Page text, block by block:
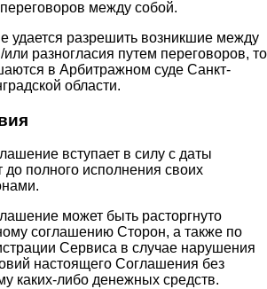
между собой.
удается разрешить возникшие между
разногласия путем переговоров, то
в Арбитражном суде Санкт-
области.
вступает в силу с даты
до полного исполнения своих
может быть расторгнуто
соглашению Сторон, а также по
Сервиса в случае нарушения
настоящего Соглашения без
каких-либо денежных средств.